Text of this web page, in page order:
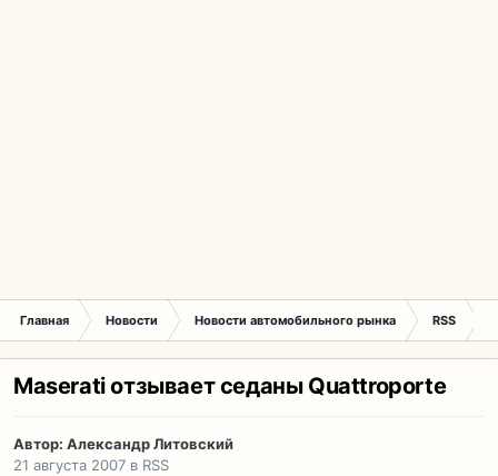
Главная Новости Новости автомобильного рынка RSS
Maserati отзывает седаны Quattroporte
Автор: Александр Литовский
21 августа 2007 в RSS